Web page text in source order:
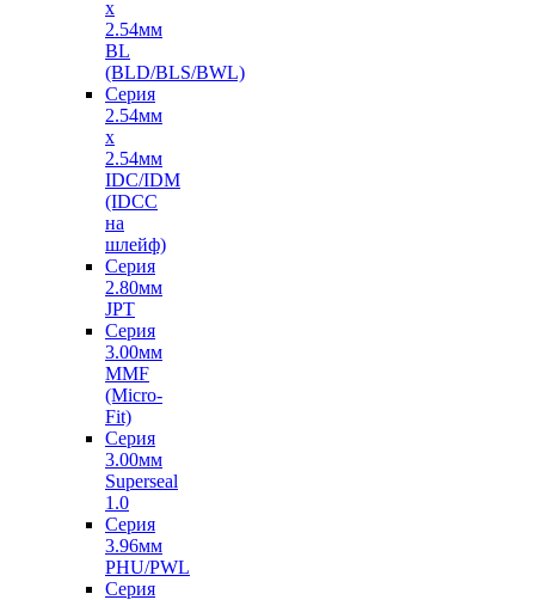
х
2.54мм
BL
(BLD/BLS/BWL)
Серия
2.54мм
х
2.54мм
IDC/IDM
(IDCC
на
шлейф)
Серия
2.80мм
JPT
Серия
3.00мм
MMF
(Micro-
Fit)
Серия
3.00мм
Superseal
1.0
Серия
3.96мм
PHU/PWL
Серия